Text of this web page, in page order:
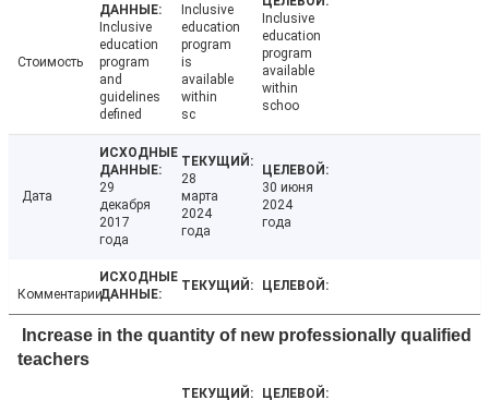
Стоимость
Inclusive
education
program
and
guidelines
defined
Inclusive
education
program
is
available
within
sc
Inclusive
education
program
available
within
schoo
Дата
29
декабря
2017
года
28
марта
2024
года
30 июня
2024
года
Комментарии
Increase in the quantity of new professionally qualified
teachers